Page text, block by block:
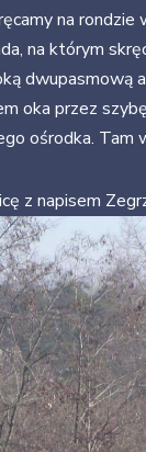
na
na którym
dwupasmową
oka przez
ośrodka. Tam
z napisem